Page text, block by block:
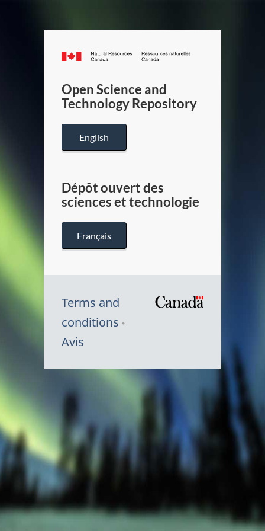
Canada.ca
/
Canada
Open Science and
Technology Repository
English
Dépôt ouvert des
sciences et technologie
Français
Terms and
conditions
Avis
Canada